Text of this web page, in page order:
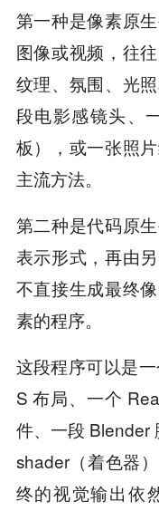
第一种是像素原
图像或视频，往
纹理、氛围、光
段电影感镜头、
板），或一张照
主流方法。
第二种是代码原
表示形式，再由
不直接生成最终
素的程序。
这段程序可以是
S 布局、一个
件、一段 Blender
shader（着色器
终的视觉输出依